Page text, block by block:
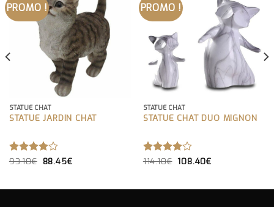
PROMO !
STATUE CHAT
STATUE JARDIN CHAT
NOTE
93.10€ LE
93.10€.
88.45€LE
88.45€.
PROMO !
STATUE CHAT
STATUE CHAT DUO MIGNON
NOTE
114.10€ LE
114.10€.
108.40€LE
108.40€.